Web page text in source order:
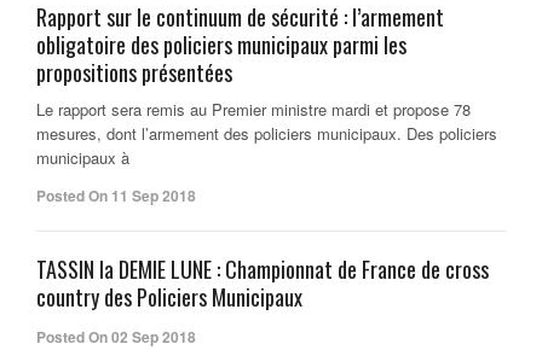
Rapport sur le continuum de sécurité : l’armement
obligatoire des policiers municipaux parmi les
propositions présentées
Le rapport sera remis au Premier ministre mardi et propose 78
mesures, dont l’armement des policiers municipaux. Des policiers
municipaux à
Posted On 11 Sep 2018
TASSIN la DEMIE LUNE : Championnat de France de cross
country des Policiers Municipaux
Posted On 02 Sep 2018